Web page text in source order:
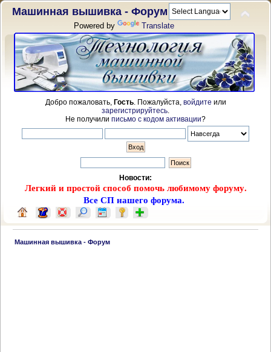
Машинная вышивка - Форум
Powered by Translate
Добро пожаловать, Гость. Пожалуйста, войдите или
зарегистрируйтесь
Не получили письмо с кодом активации?
Новости:
Легкий и простой способ помочь любимому форуму.
Все СП нашего форума.
Машинная вышивка - Форум